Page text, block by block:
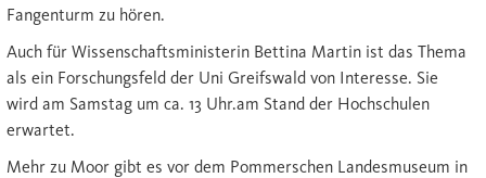
Fangenturm zu hören.
Auch für Wissenschaftsministerin Bettina Martin ist das Thema
als ein Forschungsfeld der Uni Greifswald von Interesse. Sie
wird am Samstag um ca. 13 Uhr.am Stand der Hochschulen
erwartet.
Mehr zu Moor gibt es vor dem Pommerschen Landesmuseum in